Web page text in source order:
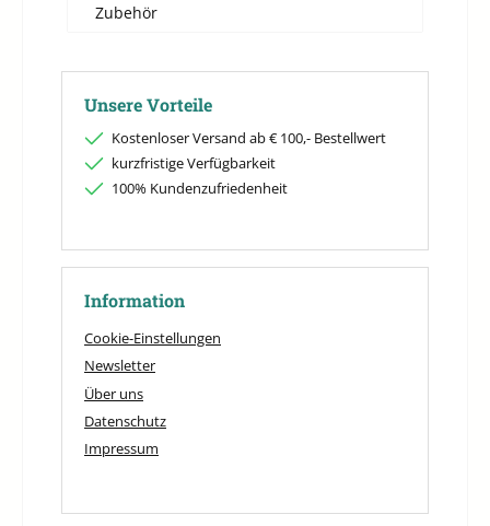
Zubehör
Unsere Vorteile
Kostenloser Versand ab € 100,- Bestellwert
kurzfristige Verfügbarkeit
100% Kundenzufriedenheit
Information
Cookie-Einstellungen
Newsletter
Über uns
Datenschutz
Impressum